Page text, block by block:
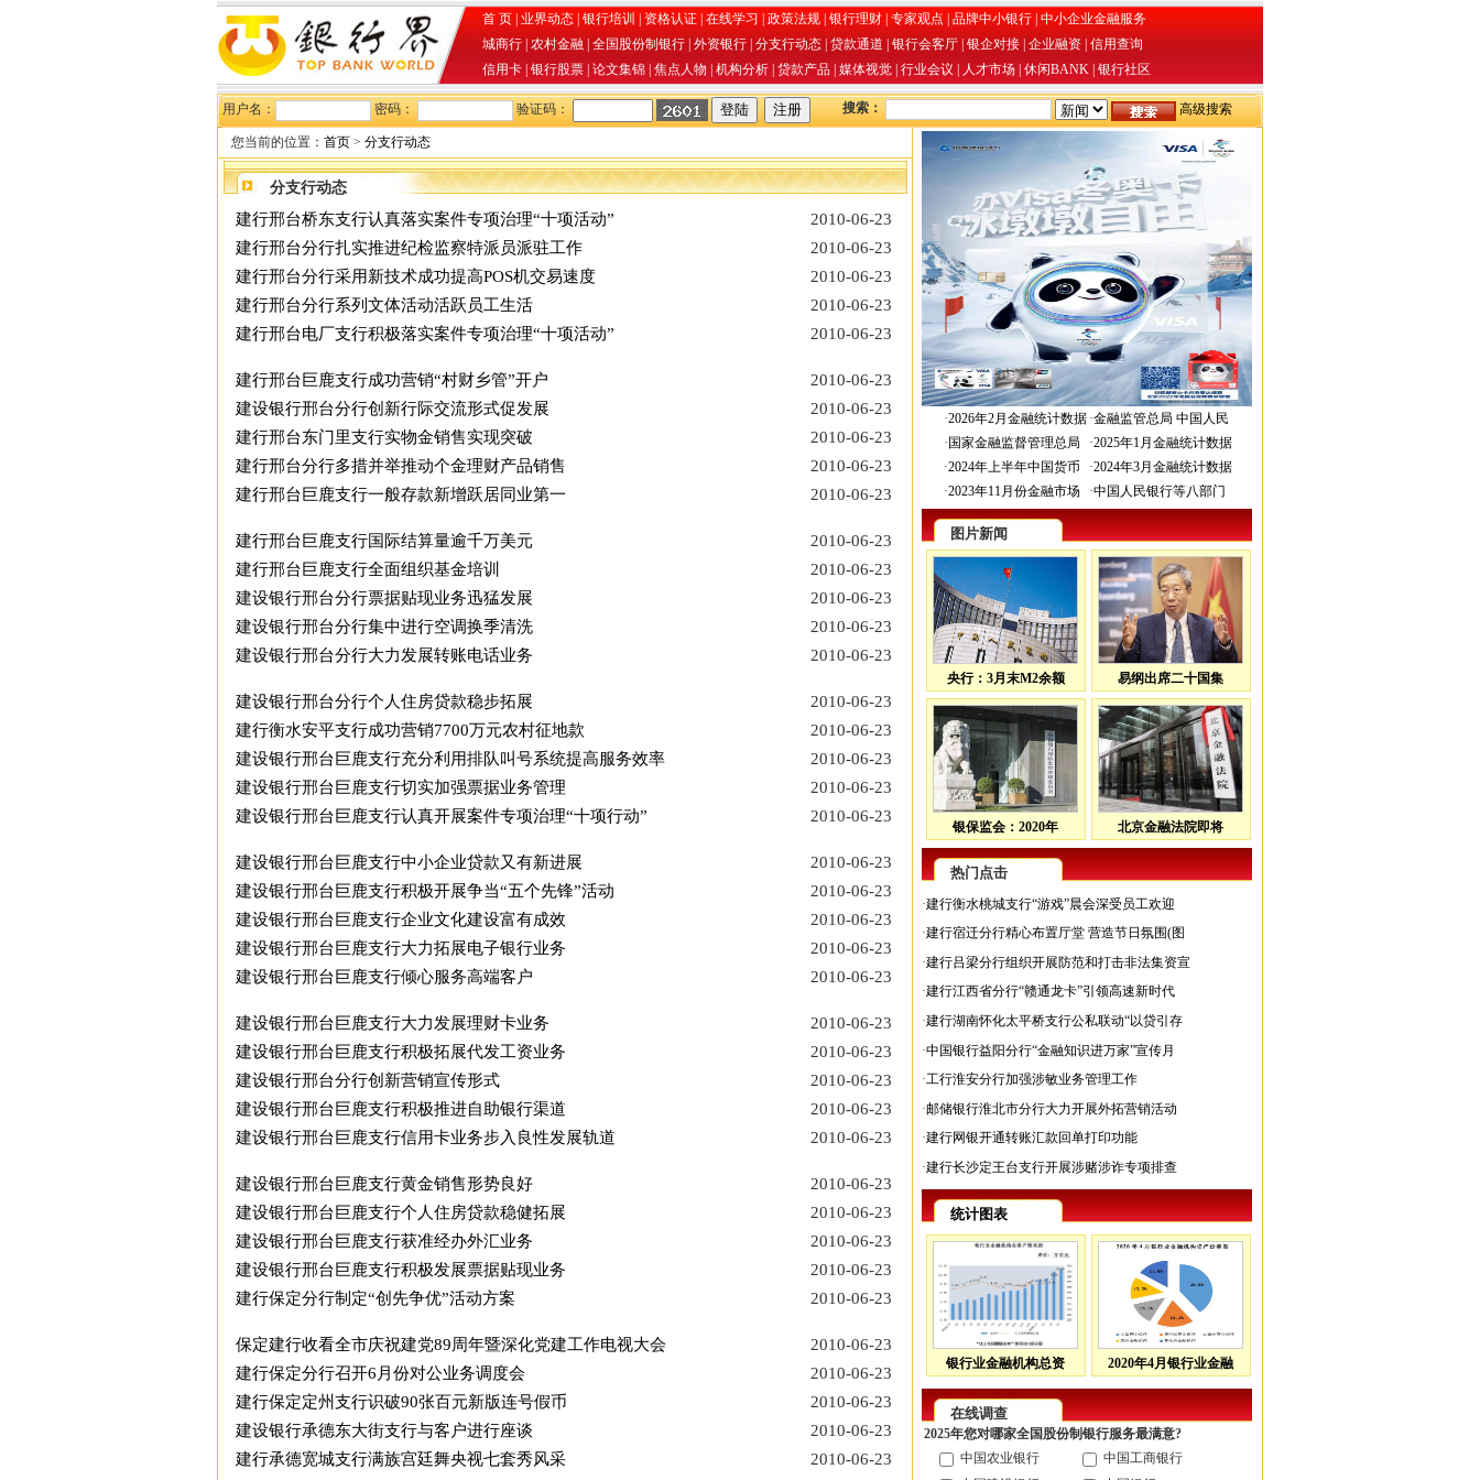
首 页 业界动态 银行培训 资格认证 在线学习 政策法规 银行理财 专家观点 品牌中小银行 中小企业金融服务
城商行 农村金融 全国股份制银行 外资银行 分支行动态 贷款通道 银行会客厅 银企对接 企业融资 信用查询
信用卡 银行股票 论文集锦 焦点人物 机构分析 贷款产品 媒体视觉 行业会议 人才市场 休闲BANK 银行社区
用户名： 密码： 验证码： 搜索： 高级搜索
您当前的位置： 首页 > 分支行动态
分支行动态
2010-06-23
建行邢台桥东支行认真落实案件专项治理“十项活动”
2010-06-23
建行邢台分行扎实推进纪检监察特派员派驻工作
2010-06-23
建行邢台分行采用新技术成功提高POS机交易速度
2010-06-23
建行邢台分行系列文体活动活跃员工生活
2010-06-23
建行邢台电厂支行积极落实案件专项治理“十项活动”
2010-06-23
建行邢台巨鹿支行成功营销“村财乡管”开户
2010-06-23
建设银行邢台分行创新行际交流形式促发展
2010-06-23
建行邢台东门里支行实物金销售实现突破
2010-06-23
建行邢台分行多措并举推动个金理财产品销售
2010-06-23
建行邢台巨鹿支行一般存款新增跃居同业第一
2010-06-23
建行邢台巨鹿支行国际结算量逾千万美元
2010-06-23
建行邢台巨鹿支行全面组织基金培训
2010-06-23
建设银行邢台分行票据贴现业务迅猛发展
2010-06-23
建设银行邢台分行集中进行空调换季清洗
2010-06-23
建设银行邢台分行大力发展转账电话业务
2010-06-23
建设银行邢台分行个人住房贷款稳步拓展
2010-06-23
建行衡水安平支行成功营销7700万元农村征地款
2010-06-23
建设银行邢台巨鹿支行充分利用排队叫号系统提高服务效率
2010-06-23
建设银行邢台巨鹿支行切实加强票据业务管理
2010-06-23
建设银行邢台巨鹿支行认真开展案件专项治理“十项行动”
2010-06-23
建设银行邢台巨鹿支行中小企业贷款又有新进展
2010-06-23
建设银行邢台巨鹿支行积极开展争当“五个先锋”活动
2010-06-23
建设银行邢台巨鹿支行企业文化建设富有成效
2010-06-23
建设银行邢台巨鹿支行大力拓展电子银行业务
2010-06-23
建设银行邢台巨鹿支行倾心服务高端客户
2010-06-23
建设银行邢台巨鹿支行大力发展理财卡业务
2010-06-23
建设银行邢台巨鹿支行积极拓展代发工资业务
2010-06-23
建设银行邢台分行创新营销宣传形式
2010-06-23
建设银行邢台巨鹿支行积极推进自助银行渠道
2010-06-23
建设银行邢台巨鹿支行信用卡业务步入良性发展轨道
2010-06-23
建设银行邢台巨鹿支行黄金销售形势良好
2010-06-23
建设银行邢台巨鹿支行个人住房贷款稳健拓展
2010-06-23
建设银行邢台巨鹿支行获准经办外汇业务
2010-06-23
建设银行邢台巨鹿支行积极发展票据贴现业务
2010-06-23
建行保定分行制定“创先争优”活动方案
2010-06-23
保定建行收看全市庆祝建党89周年暨深化党建工作电视大会
2010-06-23
建行保定分行召开6月份对公业务调度会
2010-06-23
建行保定定州支行识破90张百元新版连号假币
2010-06-23
建设银行承德东大街支行与客户进行座谈
2010-06-23
建行承德宽城支行满族宫廷舞央视七套秀风采
·2026年2月金融统计数据 ·金融监管总局 中国人民
· 国家金融监督管理总局 ·2025年1月金融统计数据
·2024年上半年中国货币 ·2024年3月金融统计数据
·2023年11月份金融市场 ·中国人民银行等八部门
图片新闻
央行：3月末M2余额 易纲出席二十国集
银保监会：2020年 北京金融法院即将
热门点击
·建行衡水桃城支行“游戏”晨会深受员工欢迎
·建行宿迁分行精心布置厅堂 营造节日氛围(图
·建行吕梁分行组织开展防范和打击非法集资宣
·建行江西省分行“赣通龙卡”引领高速新时代
·建行湖南怀化太平桥支行公私联动“以贷引存
·中国银行益阳分行“金融知识进万家”宣传月
·工行淮安分行加强涉敏业务管理工作
·邮储银行淮北市分行大力开展外拓营销活动
·建行网银开通转账汇款回单打印功能
·建行长沙定王台支行开展涉赌涉诈专项排查
统计图表
银行业金融机构总资 2020年4月银行业金融
在线调查
2025年您对哪家全国股份制银行服务最满意?
中国农业银行
中国工商银行